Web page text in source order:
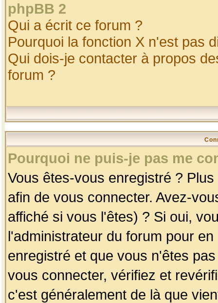
phpBB 2
Qui a écrit ce forum ?
Pourquoi la fonction X n'est pas
Qui dois-je contacter à propos
forum ?
Pourquoi ne puis-je pas me
Vous êtes-vous enregistré ?
afin de vous connecter. Avez-
affiché si vous l'êtes) ? Si oui,
l'administrateur du forum pour
enregistré et que vous n'êtes
vous connecter, vérifiez et
c'est généralement de là que